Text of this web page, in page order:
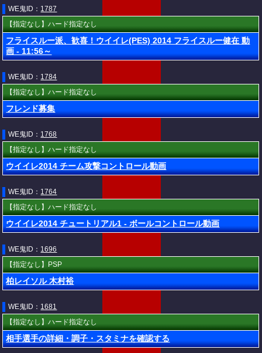
WE鬼ID： 1787
【指定なし】ハード指定なし
フライスルー派、歓喜！ウイイレ(PES) 2014 フライスルー健在 動
画 - 11:56～
WE鬼ID： 1784
【指定なし】ハード指定なし
フレンド募集
WE鬼ID： 1768
【指定なし】ハード指定なし
ウイイレ2014 チーム攻撃コントロール動画
WE鬼ID： 1764
【指定なし】ハード指定なし
ウイイレ2014 チュートリアル1 - ボールコントロール動画
WE鬼ID： 1696
【指定なし】PSP
柏レイソル 木村裕
WE鬼ID： 1681
【指定なし】ハード指定なし
相手選手の詳細・調子・スタミナを確認する